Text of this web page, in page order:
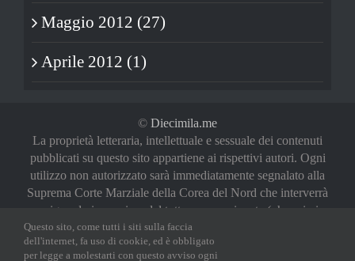
Maggio 2012 (27)
Aprile 2012 (1)
© Diecimila.me
La proprietà letteraria, intellettuale e sessuale dei contenuti
pubblicati su questo sito appartiene ai rispettivi autori. Ogni
utilizzo non autorizzato sarà immediatamente segnalato alla
Suprema Corte Marziale della Corea del Nord che interverrà
a riguardo in maniera del tutto sproporzionata (oh, noi vi
abbiamo avvertiti)
Privacy Policy|Login
Questo sito, come tutti i siti sulla faccia
dell'internet, fa uso di cookie, ed è obbligato
per legge a molestarti con questo avviso ogni